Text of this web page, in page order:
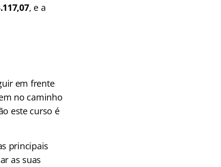
, e a
em frente
no caminho
este curso é
principais
as suas